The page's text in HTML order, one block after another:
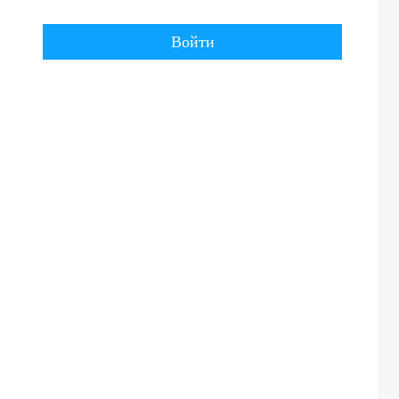
Войти